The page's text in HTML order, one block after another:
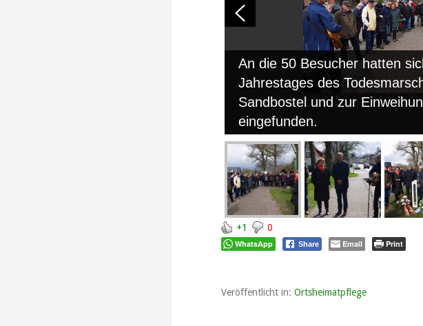
An die 50 Besucher hatten
Jahrestages des
Sandbostel und zur
eingefunden.
+1 0
WhatsApp Share Email Print
Veröffentlicht in: Ortsheimatpflege